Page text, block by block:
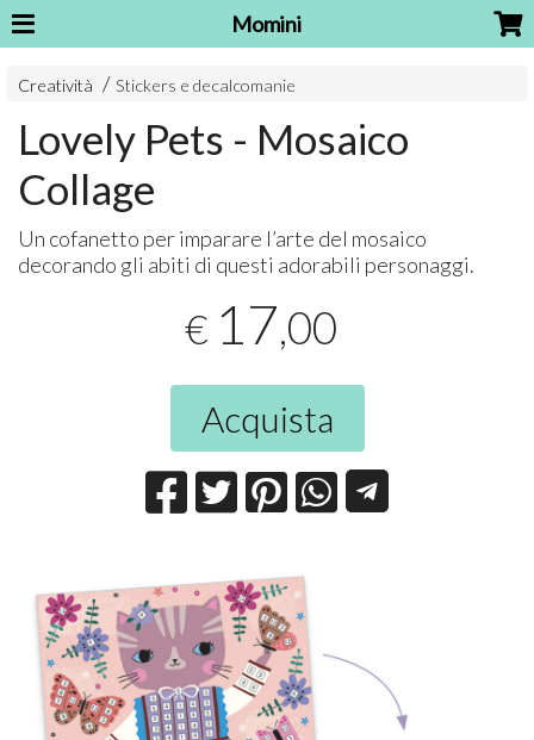
Momini
Creatività Stickers e decalcomanie
Lovely Pets - Mosaico
Collage
Un cofanetto per imparare l’arte del mosaico
decorando gli abiti di questi adorabili personaggi.
€ 17,00
Acquista